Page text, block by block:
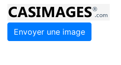
Envoyer une image